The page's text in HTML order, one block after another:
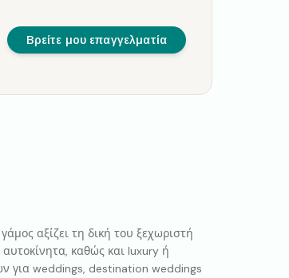
Βρείτε μου επαγγελματία
αξίζει τη δική του ξεχωριστή
καθώς και luxury ή
για weddings, destination weddings